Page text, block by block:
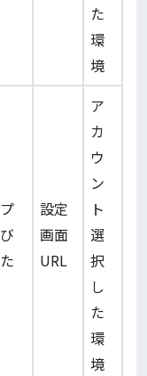
た
環
境
設定
画面
URL
ア
カ
ウ
ン
ト
選
択
し
た
環
境